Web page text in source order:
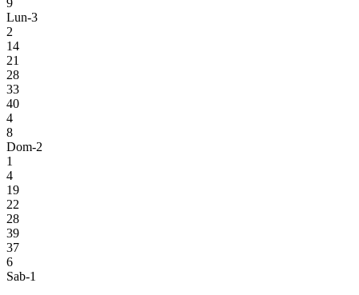
Lun-3
2
14
21
28
33
40
4
8
Dom-2
1
4
19
22
28
39
37
6
Sab-1